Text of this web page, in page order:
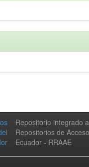
Repositorio integrado
Repositorios de
Ecuador - RRAAE